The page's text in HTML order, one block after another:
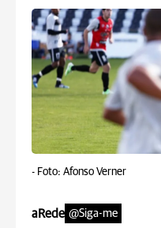
- Foto: Afonso Verner
aRede @Siga-me